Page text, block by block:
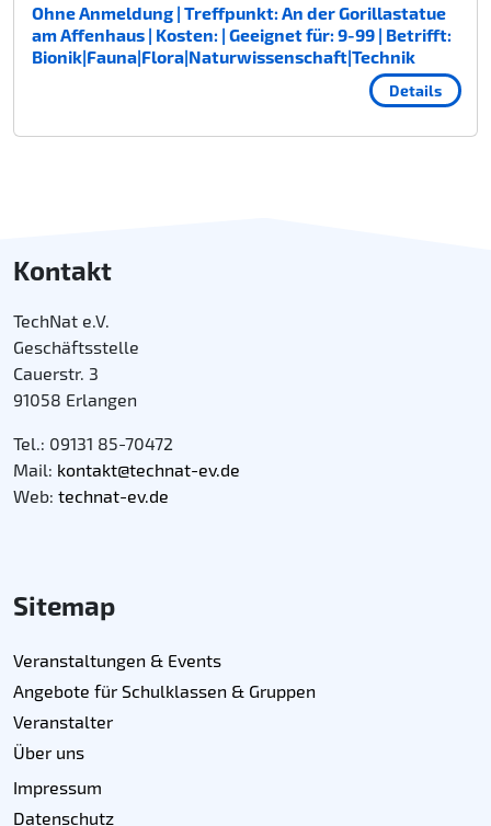
Ohne Anmeldung | Treffpunkt: An der Gorillastatue
am Affenhaus | Kosten: | Geeignet für: 9-99 | Betrifft:
Bionik|Fauna|Flora|Naturwissenschaft|Technik
Details
Kontakt
TechNat e.V.
Geschäftsstelle
Cauerstr. 3
91058 Erlangen
Tel.: 09131 85-70472
Mail: kontakt@technat-ev.de
Web: technat-ev.de
Sitemap
Veranstaltungen & Events
Angebote für Schulklassen & Gruppen
Veranstalter
Über uns
Impressum
Datenschutz